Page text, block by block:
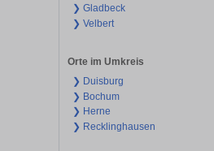
❯ Gladbeck
❯ Velbert
Orte im Umkreis
❯ Duisburg
❯ Bochum
❯ Herne
❯ Recklinghausen